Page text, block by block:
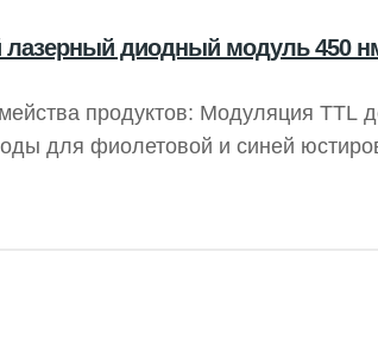
лазерный диодный модуль 450
продуктов: Модуляция TTL
для фиолетовой и синей
от 1 до 100 мВт, эти лазеры
зрении.